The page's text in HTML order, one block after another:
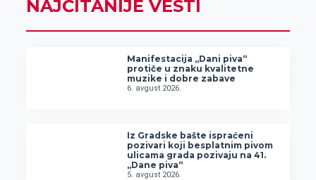
NAJČITANIJE VESTI
Manifestacija „Dani piva“
protiče u znaku kvalitetne
muzike i dobre zabave
6. avgust 2026.
Iz Gradske bašte ispraćeni
pozivari koji besplatnim pivom
ulicama grada pozivaju na 41.
„Dane piva“
5. avgust 2026.